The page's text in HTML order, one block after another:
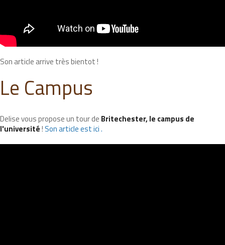
Son article arrive très bientot !
Le Campus
Delise vous propose un tour de Britechester, le campus de
l'université! Son article est ici .